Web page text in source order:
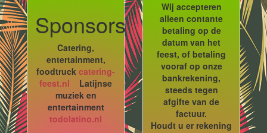
Sponsors
Catering,
entertainment,
foodtruck catering-
feest.nl Latijnse
muziek en
entertainment
todolatino.nl
Wij accepteren
alleen contante
betaling op de
datum van het
feest, of betaling
vooraf op onze
bankrekening,
steeds tegen
afgifte van de
factuur.
Houdt u er rekening